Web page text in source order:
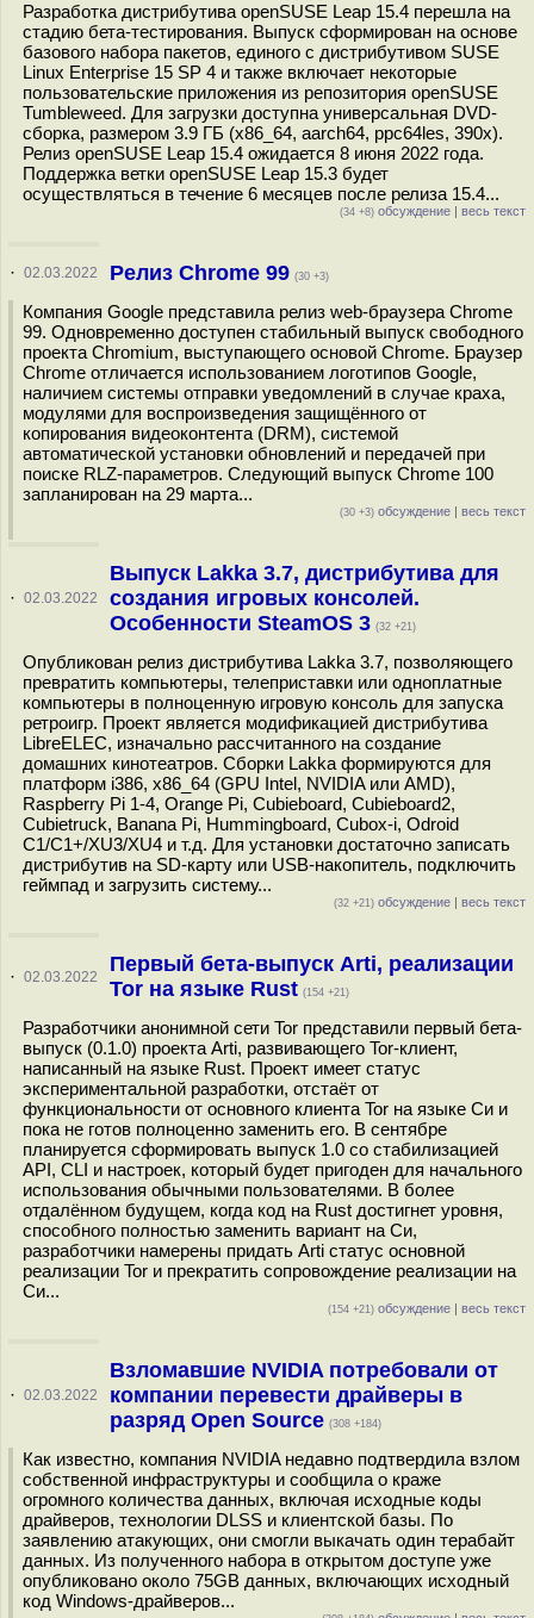
Разработка дистрибутива openSUSE Leap 15.4 перешла на
стадию бета-тестирования. Выпуск сформирован на основе
базового набора пакетов, единого с дистрибутивом SUSE
Linux Enterprise 15 SP 4 и также включает некоторые
пользовательские приложения из репозитория openSUSE
Tumbleweed. Для загрузки доступна универсальная DVD-
сборка, размером 3.9 ГБ (x86_64, aarch64, ppc64les, 390x).
Релиз openSUSE Leap 15.4 ожидается 8 июня 2022 года.
Поддержка ветки openSUSE Leap 15.3 будет
осуществляться в течение 6 месяцев после релиза 15.4...
(34 +8) обсуждение | весь текст
· 02.03.2022 Релиз Chrome 99 (30 +3)
Компания Google представила релиз web-браузера Chrome
99. Одновременно доступен стабильный выпуск свободного
проекта Chromium, выступающего основой Chrome. Браузер
Chrome отличается использованием логотипов Google,
наличием системы отправки уведомлений в случае краха,
модулями для воспроизведения защищённого от
копирования видеоконтента (DRM), системой
автоматической установки обновлений и передачей при
поиске RLZ-параметров. Следующий выпуск Chrome 100
запланирован на 29 марта...
(30 +3) обсуждение | весь текст
· 02.03.2022
Выпуск Lakka 3.7, дистрибутива для
создания игровых консолей.
Особенности SteamOS 3 (32 +21)
Опубликован релиз дистрибутива Lakka 3.7, позволяющего
превратить компьютеры, телеприставки или одноплатные
компьютеры в полноценную игровую консоль для запуска
ретроигр. Проект является модификацией дистрибутива
LibreELEC, изначально рассчитанного на создание
домашних кинотеатров. Сборки Lakka формируются для
платформ i386, x86_64 (GPU Intel, NVIDIA или AMD),
Raspberry Pi 1-4, Orange Pi, Cubieboard, Cubieboard2,
Cubietruck, Banana Pi, Hummingboard, Cubox-i, Odroid
C1/C1+/XU3/XU4 и т.д. Для установки достаточно записать
дистрибутив на SD-карту или USB-накопитель, подключить
геймпад и загрузить систему...
(32 +21) обсуждение | весь текст
· 02.03.2022
Первый бета-выпуск Arti, реализации
Tor на языке Rust (154 +21)
Разработчики анонимной сети Tor представили первый бета-
выпуск (0.1.0) проекта Arti, развивающего Tor-клиент,
написанный на языке Rust. Проект имеет статус
экспериментальной разработки, отстаёт от
функциональности от основного клиента Tor на языке Си и
пока не готов полноценно заменить его. В сентябре
планируется сформировать выпуск 1.0 со стабилизацией
API, CLI и настроек, который будет пригоден для начального
использования обычными пользователями. В более
отдалённом будущем, когда код на Rust достигнет уровня,
способного полностью заменить вариант на Си,
разработчики намерены придать Arti статус основной
реализации Tor и прекратить сопровождение реализации на
Си...
(154 +21) обсуждение | весь текст
· 02.03.2022
Взломавшие NVIDIA потребовали от
компании перевести драйверы в
разряд Open Source (308 +184)
Как известно, компания NVIDIA недавно подтвердила взлом
собственной инфраструктуры и сообщила о краже
огромного количества данных, включая исходные коды
драйверов, технологии DLSS и клиентской базы. По
заявлению атакующих, они смогли выкачать один терабайт
данных. Из полученного набора в открытом доступе уже
опубликовано около 75GB данных, включающих исходный
код Windows-драйверов...